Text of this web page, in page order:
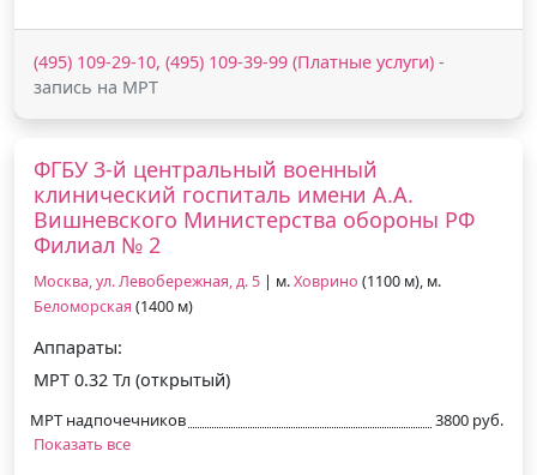
(495) 109-29-10, (495) 109-39-99 (Платные услуги) -
запись на МРТ
ФГБУ 3-й центральный военный
клинический госпиталь имени А.А.
Вишневского Министерства обороны РФ
Филиал № 2
Москва, ул. Левобережная, д. 5 | м.Ховрино (1100 м), м.
Беломорская (1400 м)
Аппараты:
МРТ 0.32 Тл (открытый)
МРТ надпочечников
3800 руб.
Показать все